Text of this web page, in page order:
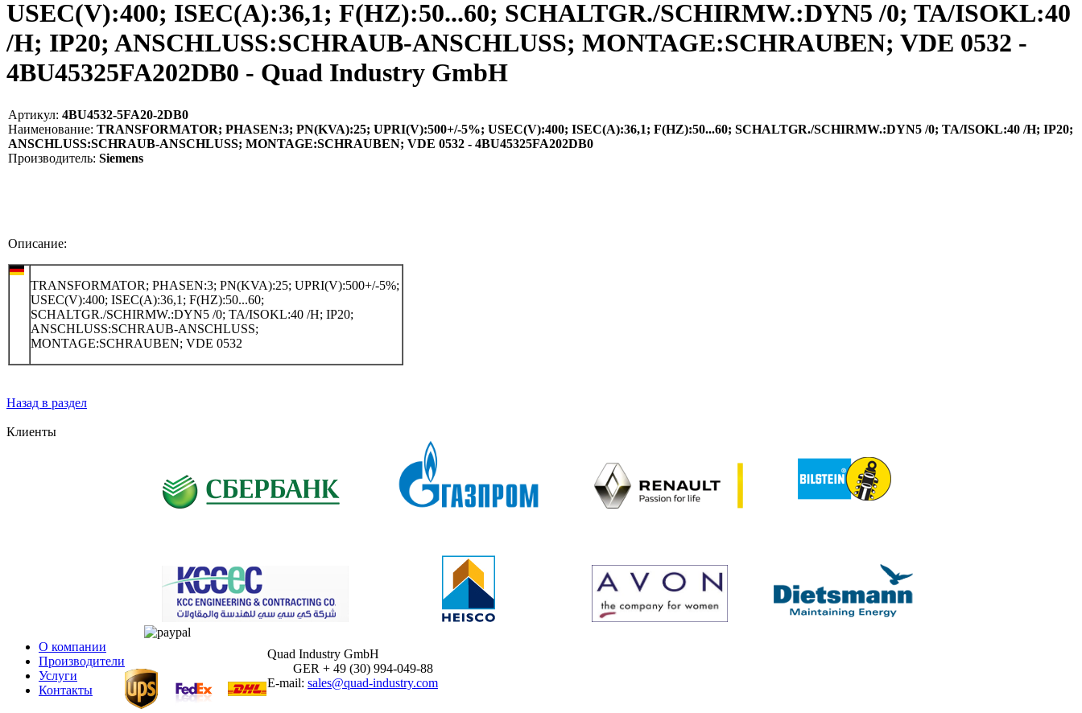
USEC(V):400; ISEC(A):36,1; F(HZ):50...60; SCHALTGR./SCHIRMW.:DYN5 /0; TA/ISOKL:40
/H; IP20; ANSCHLUSS:SCHRAUB-ANSCHLUSS; MONTAGE:SCHRAUBEN; VDE 0532 -
4BU45325FA202DB0 - Quad Industry GmbH
Артикул: 4BU4532-5FA20-2DB0
Наименование: TRANSFORMATOR; PHASEN:3; PN(KVA):25; UPRI(V):500+/-5%; USEC(V):400; ISEC(A):36,1; F(HZ):50...60; SCHALTGR./SCHIRMW.:DYN5 /0; TA/ISOKL:40 /H; IP20;
ANSCHLUSS:SCHRAUB-ANSCHLUSS; MONTAGE:SCHRAUBEN; VDE 0532 - 4BU45325FA202DB0
Производитель: Siemens
Описание:
TRANSFORMATOR; PHASEN:3; PN(KVA):25; UPRI(V):500+/-5%;
USEC(V):400; ISEC(A):36,1; F(HZ):50...60;
SCHALTGR./SCHIRMW.:DYN5 /0; TA/ISOKL:40 /H; IP20;
ANSCHLUSS:SCHRAUB-ANSCHLUSS;
MONTAGE:SCHRAUBEN; VDE 0532
Назад в раздел
Клиенты
О компании
Производители
Услуги
Контакты
Quad Industry GmbH
GER + 49 (30) 994-049-88
E-mail: sales@quad-industry.com